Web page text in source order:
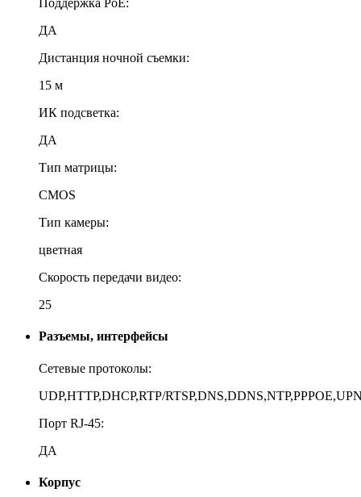
Поддержка PoE:
ДА
Дистанция ночной съемки:
15 м
ИК подсветка:
ДА
Тип матрицы:
CMOS
Тип камеры:
цветная
Скорость передачи видео:
25
Разъемы, интерфейсы
Сетевые протоколы:
UDP,HTTP,DHCP,RTP/
Порт RJ-45:
ДА
Корпус